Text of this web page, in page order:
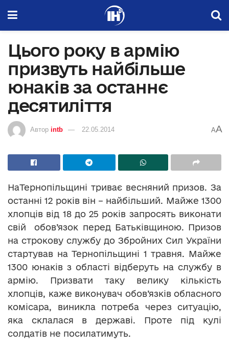
Цього року в армію
призвуть найбільше
юнаків за останнє
десятиліття
Автор intb 22.05.2014 AA
НаТернопільщині триває весняний призов. За
останні 12 років він – найбільший. Майже 1300
хлопців від 18 до 25 років запросять виконати
свій обов’язок перед Батьківщиною. Призов
на строкову службу до Збройних Сил України
стартував на Тернопільщині 1 травня. Майже
1300 юнаків з області відберуть на службу в
армію. Призвати таку велику кількість
хлопців, каже виконувач обов’язків обласного
комісара, виникла потреба через ситуацію,
яка склалася в державі. Проте під кулі
солдатів не посилатимуть.